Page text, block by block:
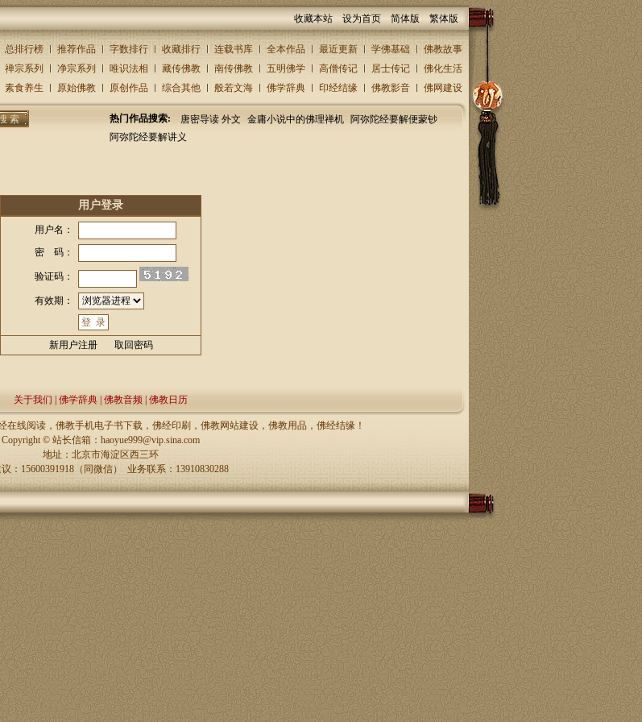
收藏本站 设为首页 简体版 繁体版
总排行榜 推荐作品 字数排行 收藏排行 连载书库 全本作品 最近更新 学佛基础
佛教故事
禅宗系列 净宗系列 唯识法相 藏传佛教 南传佛教 五明佛学 高僧传记 居士传记
佛化生活
素食养生 原始佛教 原创作品 综合其他 般若文海 佛学辞典 印经结缘 佛教影音 佛网建设
热门作品搜索: 唐密导读 外文 金庸小说中的佛理禅机
阿弥陀经要解便蒙钞
阿弥陀经要解讲义
用户登录
用户名：
密 码：
验证码：
有效期：
新用户注册 取回密码
关于我们 佛学辞典 佛教音频 佛教日历
在线阅读，佛教手机电子书下载，佛经印刷，佛教网站建设，佛教用品，佛经结缘！
Copyright © 站长信箱：haoyue999@vip.sina.com
地址：北京市海淀区西三环
：15600391918（同微信） 业务联系：13910830288